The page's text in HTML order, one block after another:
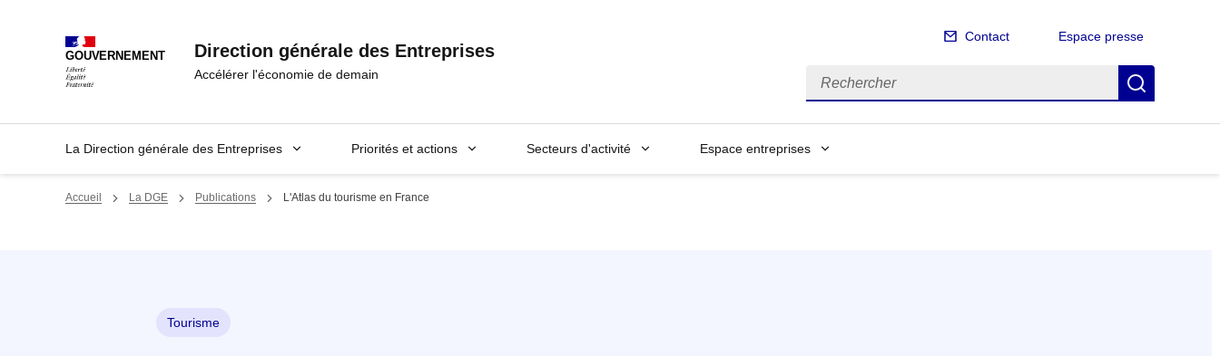
GOUVERNEMENT Direction générale des Entreprises
Accélérer l'économie de demain
Contact Espace presse
Rechercher
La Direction générale des Entreprises Priorités et actions Secteurs d'activité Espace entreprises
Accueil La DGE Publications L'Atlas du tourisme en France
Tourisme